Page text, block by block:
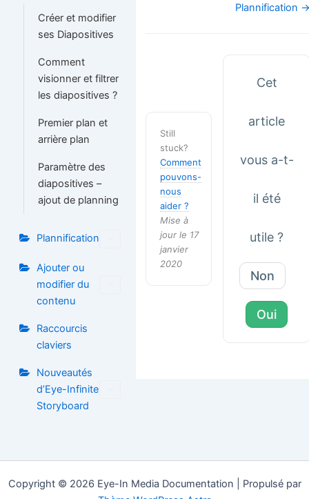
Créer et modifier
ses Diapositives
Comment
visionner et filtrer
les diapositives ?
Premier plan et
arrière plan
Paramètre des
diapositives –
ajout de planning
Plannification
Ajouter ou
modifier du
contenu
Raccourcis
claviers
Nouveautés
d’Eye-Infinite
Storyboard
Plannification
Still
stuck?
Comment
pouvons-
nous
aider ?
Mise à
jour le 17
janvier
2020
Cet
article
vous a-t-
il été
utile ?
Non
Oui
Copyright © 2026 Eye-In Media Documentation | Propulsé par